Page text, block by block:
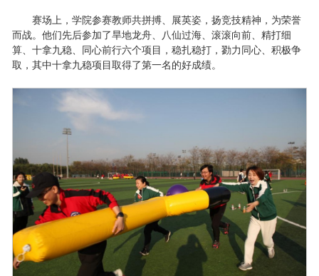
赛场上，学院参赛教师共拼搏、展英姿，扬竞技精神，为荣誉
而战。他们先后参加了旱地龙舟、八仙过海、滚滚向前、精打细
算、十拿九稳、同心前行六个项目，稳扎稳打，勠力同心、积极争
取，其中十拿九稳项目取得了第一名的好成绩。